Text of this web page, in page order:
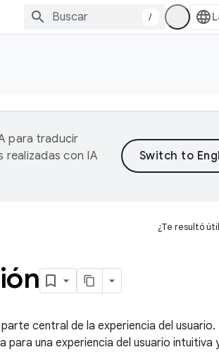
/
para traducir
con IA
¿Te resultó
central de la experiencia del usuario.
una experiencia del usuario intuitiva